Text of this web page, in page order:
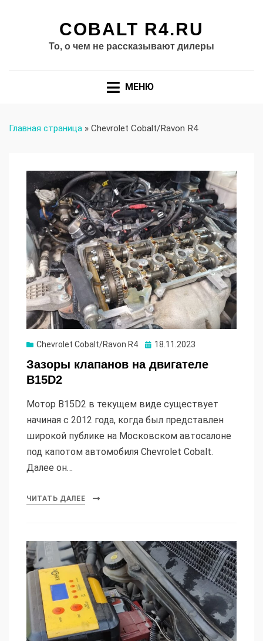
COBALT R4.RU
То, о чем не рассказывают дилеры
МЕНЮ
Главная страница » Chevrolet Cobalt/Ravon R4
Chevrolet Cobalt/Ravon R4 Опубликовано
18.11.2023
Зазоры клапанов на двигателе
B15D2
Мотор B15D2 в текущем виде существует
начиная с 2012 года, когда был представлен
широкой публике на Московском автосалоне
под капотом автомобиля Chevrolet Cobalt.
Далее он…
ЧИТАТЬ ДАЛЕЕ